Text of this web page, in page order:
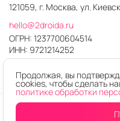
121059, г. Москва, ул.
hello@2droida.ru
ОГРН: 1237700604514
ИНН: 9721214252
© 2026. Любое
Продолжая, вы
cookies, чтобы сделать
политике обработки